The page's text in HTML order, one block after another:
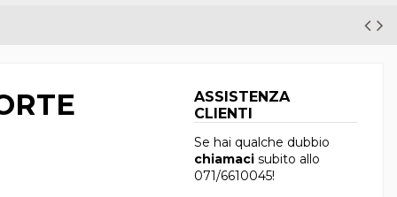
ASSISTENZA
CLIENTI
Se hai qualche dubbio
chiamacisubito allo
071/6610045!